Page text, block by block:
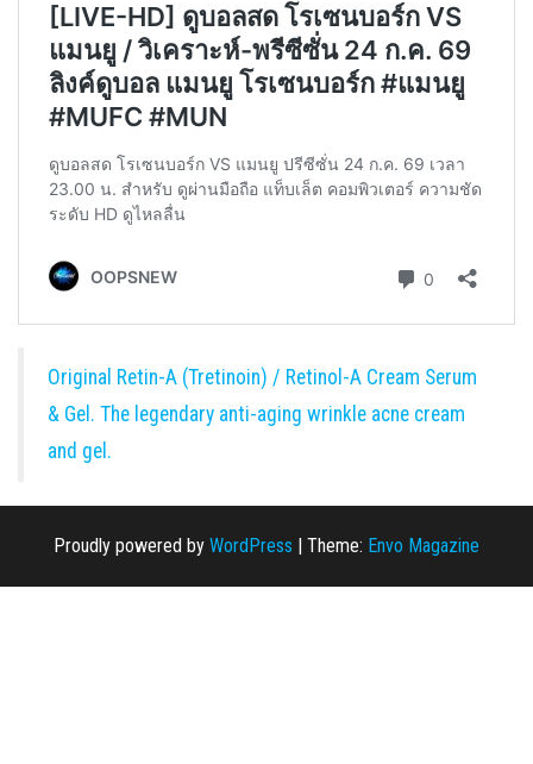
Original Retin-A (Tretinoin) / Retinol-A Cream Serum
& Gel. The legendary anti-aging wrinkle acne cream
and gel.
Proudly powered by WordPress | Theme: Envo Magazine